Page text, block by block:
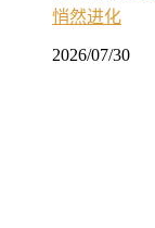
悄然进化
2026/07/30